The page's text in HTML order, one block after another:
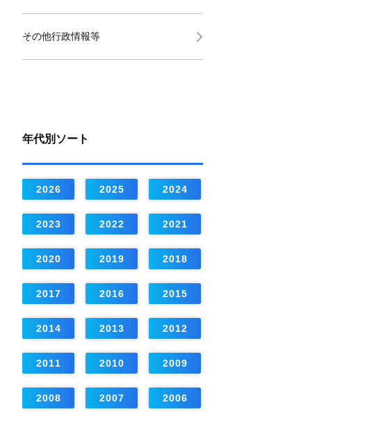
その他行政情報等
年代別ソート
2026 2025 2024
2023 2022 2021
2020 2019 2018
2017 2016 2015
2014 2013 2012
2011 2010 2009
2008 2007 2006